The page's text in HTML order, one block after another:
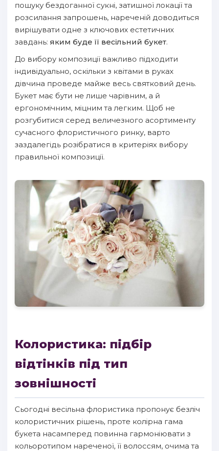
пошуку бездоганної сукні, затишної локації та
розсилання запрошень, нареченій доводиться
вирішувати одне з ключових естетичних
завдань: яким буде її весільний букет.
До вибору композиції важливо підходити
індивідуально, оскільки з квітами в руках
дівчина проведе майже весь святковий день.
Букет має бути не лише чарівним, а й
ергономічним, міцним та легким. Щоб не
розгубитися серед величезного асортименту
сучасного флористичного ринку, варто
заздалегідь розібратися в критеріях вибору
правильної композиції.
Колористика: підбір
відтінків під тип
зовнішності
Сьогодні весільна флористика пропонує безліч
колористичних рішень, проте колірна гама
букета насамперед повинна гармоніювати з
кольоротипом нареченої, її волоссям, очима та